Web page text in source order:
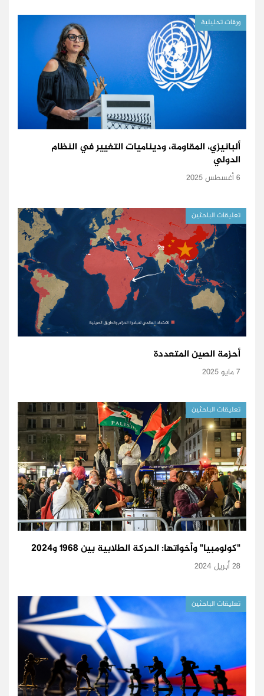
ورقات تحليلية
ألبانيزي، المقاومة، وديناميات التغيير في النظام
الدولي
6 أغسطس 2025
تعليقات الباحثين
أحزمة الصين المتعددة
7 مايو 2025
تعليقات الباحثين
"كولومبيا" وأخواتها: الحركة الطلابية بين 1968 و2024
28 أبريل 2024
تعليقات الباحثين